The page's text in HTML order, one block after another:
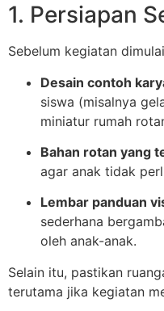
1. Persiapan
Sebelum kegiatan
Desain contoh
siswa (misalnya
miniatur rumah
Bahan rotan yang
agar anak tidak
Lembar panduan
sederhana
oleh anak-anak.
Selain itu, pastikan
terutama jika kegiatan